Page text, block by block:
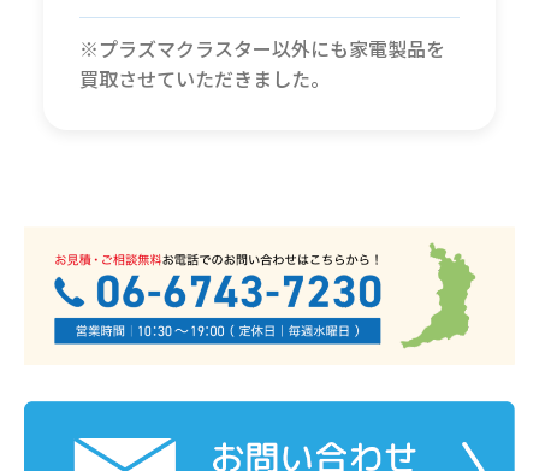
※プラズマクラスター以外にも家電製品を
買取させていただきました。